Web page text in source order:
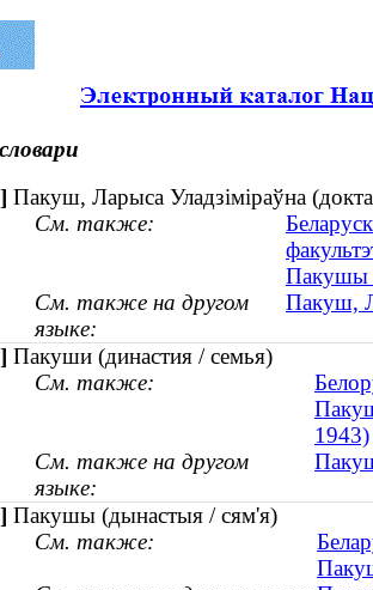
Пакуш, Ларыса Уладзіміраўна
См. также:
Пакушы
См. также на другом
языке:
Пакуш,
Пакуши (династия / семья)
См. также:
1943)
См. также на другом
языке:
Пакушы (дынастыя / сям'я)
См. также: